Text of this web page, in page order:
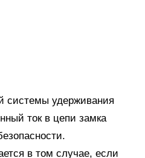
системы удерживания
ток в цепи замка
в том случае, если